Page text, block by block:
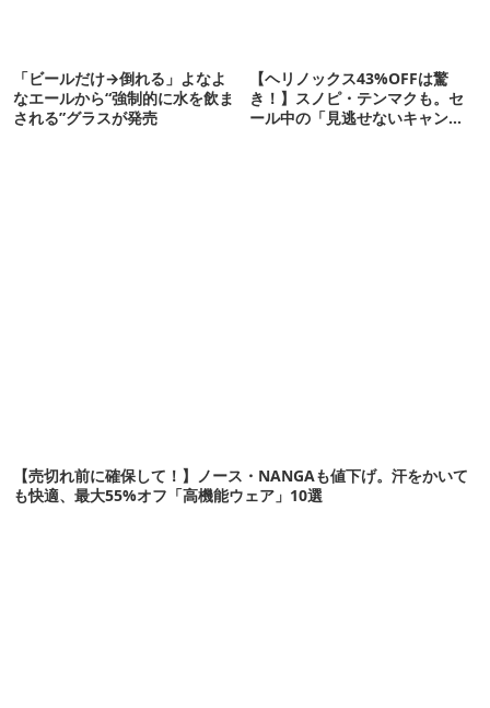
「ビールだけ→倒れる」よなよ
なエールから“強制的に水を飲ま
される”グラスが発売
【ヘリノックス43%OFFは驚
き！】スノピ・テンマクも。セ
ール中の「見逃せないキャンプ
【売切れ前に確保して！】ノース・NANGAも値下げ。汗をかいて
も快適、最大55%オフ「高機能ウェア」10選